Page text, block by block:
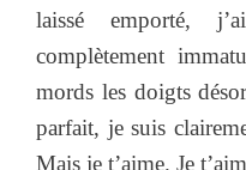
laissé emporté,
complètement
mords les doigts
parfait, je suis
Mais je t’aime. Je